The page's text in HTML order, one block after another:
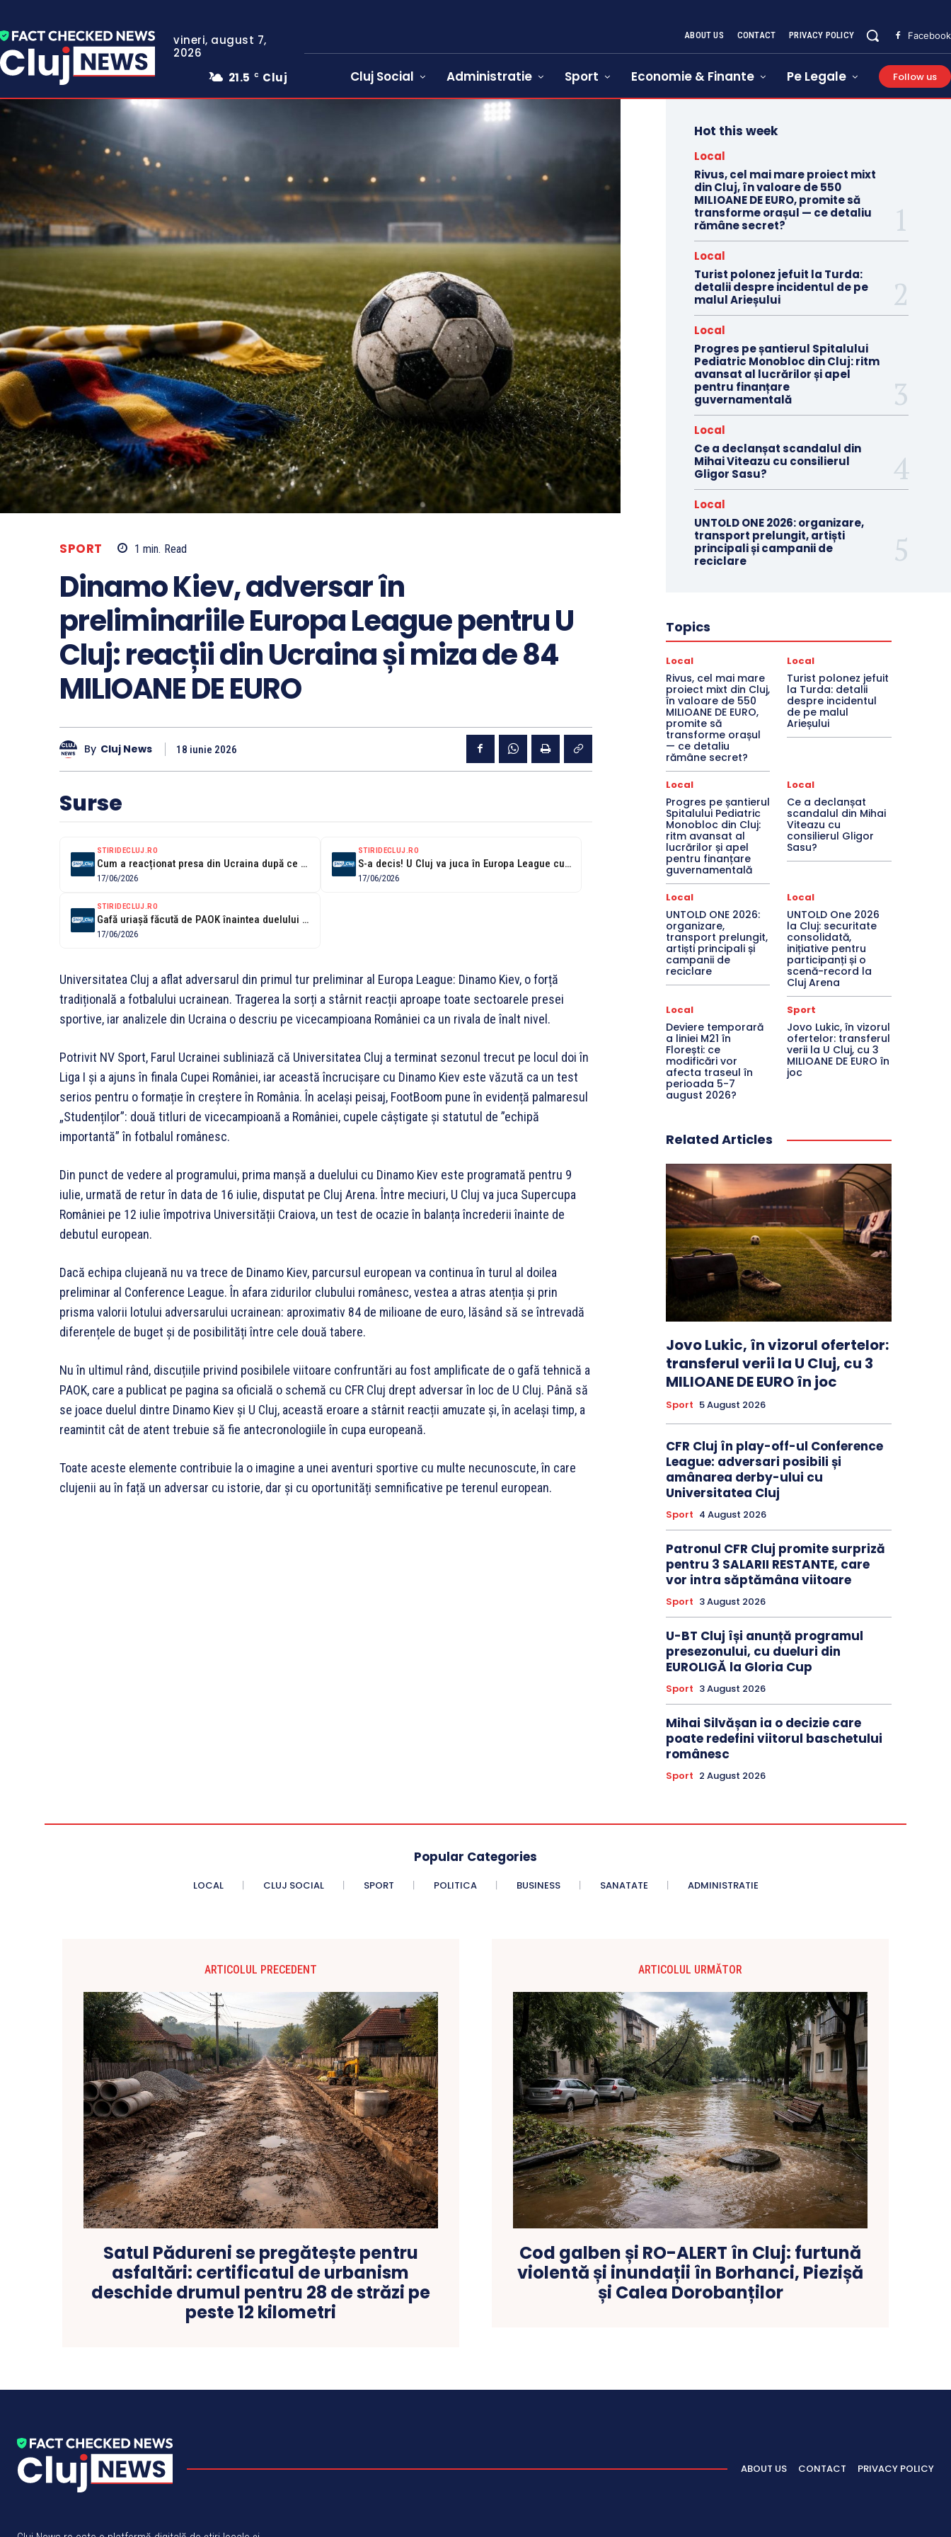
vineri, august 7,
2026
21.5
C Cluj
ABOUT US CONTACT PRIVACY POLICY Facebook
Cluj Social Administratie Sport Economie & Finante Pe Legale Follow us
SPORT 1 min. Read
Dinamo Kiev, adversar în
preliminariile Europa League pentru U
Cluj: reacții din Ucraina și miza de 84
MILIOANE DE EURO
By Cluj News 18 iunie 2026
Surse
STIRIDECLUJ.RO
Cum a reacționat presa din Ucraina după ce Dinamo Kiev a căzut...
17/06/2026
STIRIDECLUJ.RO
S-a decis! U Cluj va juca în Europa League cu o forță...
17/06/2026
STIRIDECLUJ.RO
Gafă uriașă făcută de PAOK înaintea duelului ipotetic cu ”U” Cluj! Grecii...
17/06/2026
Universitatea Cluj a aflat adversarul din primul tur preliminar al Europa League: Dinamo Kiev, o forță
tradițională a fotbalului ucrainean. Tragerea la sorți a stârnit reacții aproape toate sectoarele presei
sportive, iar analizele din Ucraina o descriu pe vicecampioana României ca un rivala de înalt nivel.
Potrivit NV Sport, Farul Ucrainei subliniază că Universitatea Cluj a terminat sezonul trecut pe locul doi în
Liga I și a ajuns în finala Cupei României, iar această încrucișare cu Dinamo Kiev este văzută ca un test
serios pentru o formație în creștere în România. În același peisaj, FootBoom pune în evidență palmaresul
„Studenților”: două titluri de vicecampioană a României, cupele câștigate și statutul de ”echipă
importantă” în fotbalul românesc.
Din punct de vedere al programului, prima manșă a duelului cu Dinamo Kiev este programată pentru 9
iulie, urmată de retur în data de 16 iulie, disputat pe Cluj Arena. Între meciuri, U Cluj va juca Supercupa
României pe 12 iulie împotriva Universității Craiova, un test de ocazie în balanța încrederii înainte de
debutul european.
Dacă echipa clujeană nu va trece de Dinamo Kiev, parcursul european va continua în turul al doilea
preliminar al Conference League. În afara zidurilor clubului românesc, vestea a atras atenția și prin
prisma valorii lotului adversarului ucrainean: aproximativ 84 de milioane de euro, lăsând să se întrevadă
diferențele de buget și de posibilități între cele două tabere.
Nu în ultimul rând, discuțiile privind posibilele viitoare confruntări au fost amplificate de o gafă tehnică a
PAOK, care a publicat pe pagina sa oficială o schemă cu CFR Cluj drept adversar în loc de U Cluj. Până să
se joace duelul dintre Dinamo Kiev și U Cluj, această eroare a stârnit reacții amuzate și, în același timp, a
reamintit cât de atent trebuie să fie antecronologiile în cupa europeană.
Toate aceste elemente contribuie la o imagine a unei aventuri sportive cu multe necunoscute, în care
clujenii au în față un adversar cu istorie, dar și cu oportunități semnificative pe terenul european.
Hot this week
Local
Rivus, cel mai mare proiect mixt
din Cluj, în valoare de 550
MILIOANE DE EURO, promite să
transforme orașul — ce detaliu
rămâne secret?
Local
Turist polonez jefuit la Turda:
detalii despre incidentul de pe
malul Arieșului
Local
Progres pe șantierul Spitalului
Pediatric Monobloc din Cluj: ritm
avansat al lucrărilor și apel
pentru finanțare
guvernamentală
Local
Ce a declanșat scandalul din
Mihai Viteazu cu consilierul
Gligor Sasu?
Local
UNTOLD ONE 2026: organizare,
transport prelungit, artiști
principali și campanii de
reciclare
Topics
Local
Rivus, cel mai mare
proiect mixt din Cluj,
în valoare de 550
MILIOANE DE EURO,
promite să
transforme orașul
— ce detaliu
rămâne secret?
Local
Turist polonez jefuit
la Turda: detalii
despre incidentul
de pe malul
Arieșului
Local
Progres pe șantierul
Spitalului Pediatric
Monobloc din Cluj:
ritm avansat al
lucrărilor și apel
pentru finanțare
guvernamentală
Local
Ce a declanșat
scandalul din Mihai
Viteazu cu
consilierul Gligor
Sasu?
Local
UNTOLD ONE 2026:
organizare,
transport prelungit,
artiști principali și
campanii de
reciclare
Local
UNTOLD One 2026
la Cluj: securitate
consolidată,
inițiative pentru
participanți și o
scenă-record la
Cluj Arena
Local
Deviere temporară
a liniei M21 în
Florești: ce
modificări vor
afecta traseul în
perioada 5-7
august 2026?
Sport
Jovo Lukic, în vizorul
ofertelor: transferul
verii la U Cluj, cu 3
MILIOANE DE EURO în
joc
Related Articles
Jovo Lukic, în vizorul ofertelor:
transferul verii la U Cluj, cu 3
MILIOANE DE EURO în joc
Sport 5 August 2026
CFR Cluj în play-off-ul Conference
League: adversari posibili și
amânarea derby-ului cu
Universitatea Cluj
Sport 4 August 2026
Patronul CFR Cluj promite surpriză
pentru 3 SALARII RESTANTE, care
vor intra săptămâna viitoare
Sport 3 August 2026
U-BT Cluj își anunță programul
presezonului, cu dueluri din
EUROLIGĂ la Gloria Cup
Sport 3 August 2026
Mihai Silvășan ia o decizie care
poate redefini viitorul baschetului
românesc
Sport 2 August 2026
Popular Categories
LOCAL CLUJ SOCIAL SPORT POLITICA BUSINESS SANATATE ADMINISTRATIE
ARTICOLUL PRECEDENT
Satul Pădureni se pregătește pentru
asfaltări: certificatul de urbanism
deschide drumul pentru 28 de străzi pe
peste 12 kilometri
ARTICOLUL URMĂTOR
Cod galben și RO-ALERT în Cluj: furtună
violentă și inundații în Borhanci, Piezișă
și Calea Dorobanților
ABOUT US CONTACT PRIVACY POLICY